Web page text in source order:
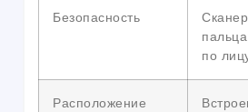
Безопасность
по
Расположение